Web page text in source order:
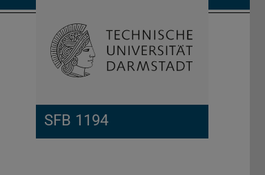
SFB 1194
Suche öffnen